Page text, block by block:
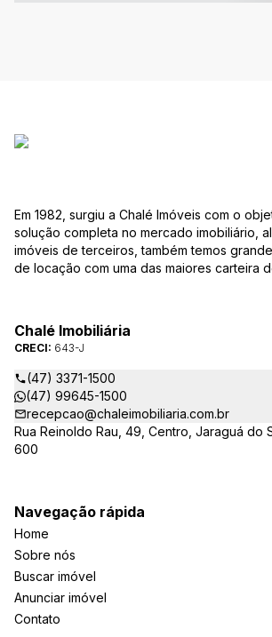
Em 1982, surgiu a Chalé Imóveis com o
solução completa no mercado imobiliário,
imóveis de terceiros, também temos
de locação com uma das maiores carteira
Arte Imóveis. E também reavaliamos a
Valores.
Chalé Imobiliária
CRECI: 643-J
(47) 3371-1500
(47) 99645-1500
recepcao@chaleimobiliaria.com.br
Rua Reinoldo Rau, 49, Centro, Jaraguá do
600
Navegação rápida
Home
Sobre nós
Buscar imóvel
Anunciar imóvel
Contato